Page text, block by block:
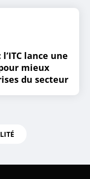
lance une
mieux
du secteur